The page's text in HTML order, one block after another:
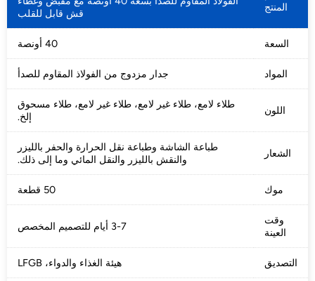
المنتج
قش قابل للقلب
السعة 40 أونصة
المواد جدار مزدوج من الفولاذ المقاوم للصدأ
اللون
طلاء لامع، طلاء غير لامع، طلاء غير لامع، طلاء مسحوق
إلخ.
الشعار
طباعة الشاشة وطباعة نقل الحرارة والحفر بالليزر
والنقش بالليزر والنقل المائي وما إلى ذلك.
موك 50 قطعة
وقت
العينة
3-7 أيام للتصميم المخصص
التصديق هيئة الغذاء والدواء، LFGB